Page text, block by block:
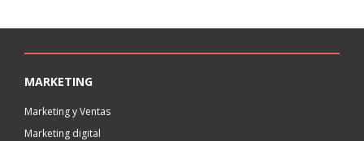
MARKETING
Marketing y Ventas
Marketing digital